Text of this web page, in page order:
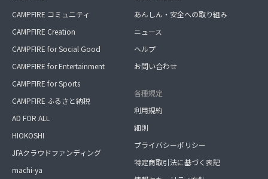
CAMPFIRE コミュニティ
CAMPFIRE Creation
CAMPFIRE for Social Good
CAMPFIRE for Entertainment
CAMPFIRE for Sports
CAMPFIRE ふるさと納税
AD FOR ALL
HIOKOSHI
JFAクラウドファンディング
machi-ya
あんしん・安全への取り組み
ニュース
ヘルプ
お問い合わせ
各種規定
利用規約
細則
プライバシーポリシー
特定商取引法に基づく表記